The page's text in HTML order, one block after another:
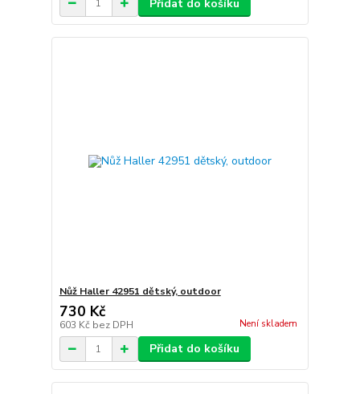
Přidat do košíku
Nůž Haller 42951 dětský, outdoor
730 Kč
603 Kč bez DPH Není skladem
Přidat do košíku